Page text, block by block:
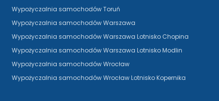
Wypożyczalnia samochodów Toruń
Wypożyczalnia samochodów Warszawa
Wypożyczalnia samochodów Warszawa Lotnisko Chopina
Wypożyczalnia samochodów Warszawa Lotnisko Modlin
Wypożyczalnia samochodów Wrocław
Wypożyczalnia samochodów Wrocław Lotnisko Kopernika